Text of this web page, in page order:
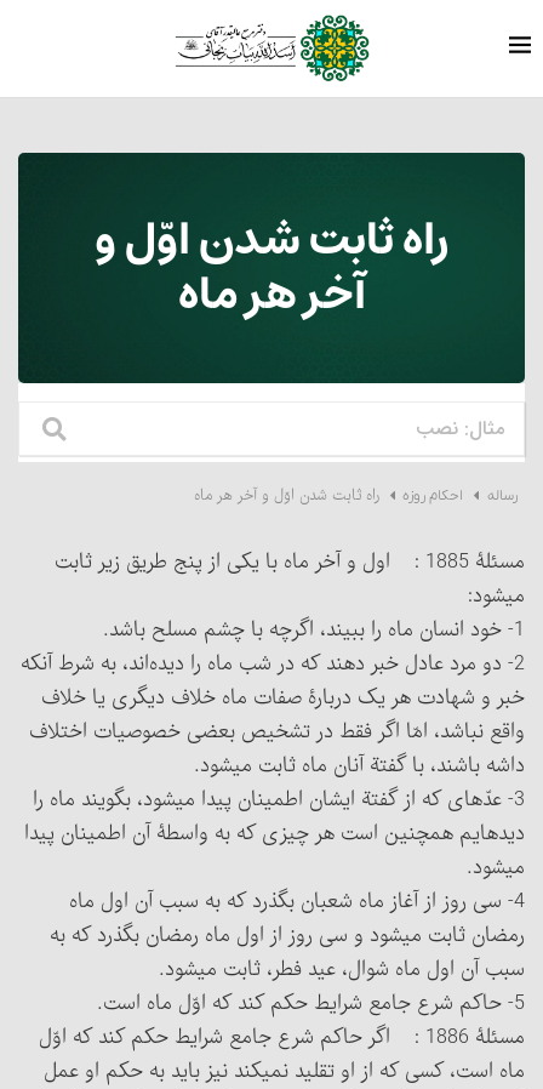
راه ثابت شدن اوّل و
آخر هر ماه‏
رساله احکام روزه راه ثابت شدن اوّل و آخر هر ماه‏
مسئلۀ 1885 : اول و آخر ماه با یکی از پنج طریق زیر ثابت
می‏شود:
1- خود انسان ماه را ببیند، اگرچه با چشم مسلح باشد.
2- دو مرد عادل خبر دهند که در شب ماه را دیده‌اند، به شرط آنکه
خبر و شهادت هر یک دربارۀ صفات ماه خلاف دیگری یا خلاف
واقع نباشد، امّا اگر فقط در تشخیص بعضی خصوصیات اختلاف
داشه باشند، با گفتة آنان ماه ثابت می‏شود.
3- عدّه‏ای که از گفتة ایشان اطمینان پیدا می‏شود، بگویند ماه را
دیده‏ایم همچنین است هر چیزی که به واسطۀ آن اطمینان پیدا
می‏شود.
4- سی روز از آغاز ماه شعبان بگذرد که به سبب آن اول ماه
رمضان ثابت می‏شود و سی روز از اول ماه رمضان بگذرد که به
سبب آن اول ماه شوال، عید فطر، ثابت می‏شود.
5- حاکم شرع جامع شرایط حکم کند که اوّل ماه است.
مسئلۀ 1886 : اگر حاکم شرع جامع شرایط حکم کند که اوّل
ماه است، کسی که از او تقلید نمی‏کند نیز باید به حکم او عمل